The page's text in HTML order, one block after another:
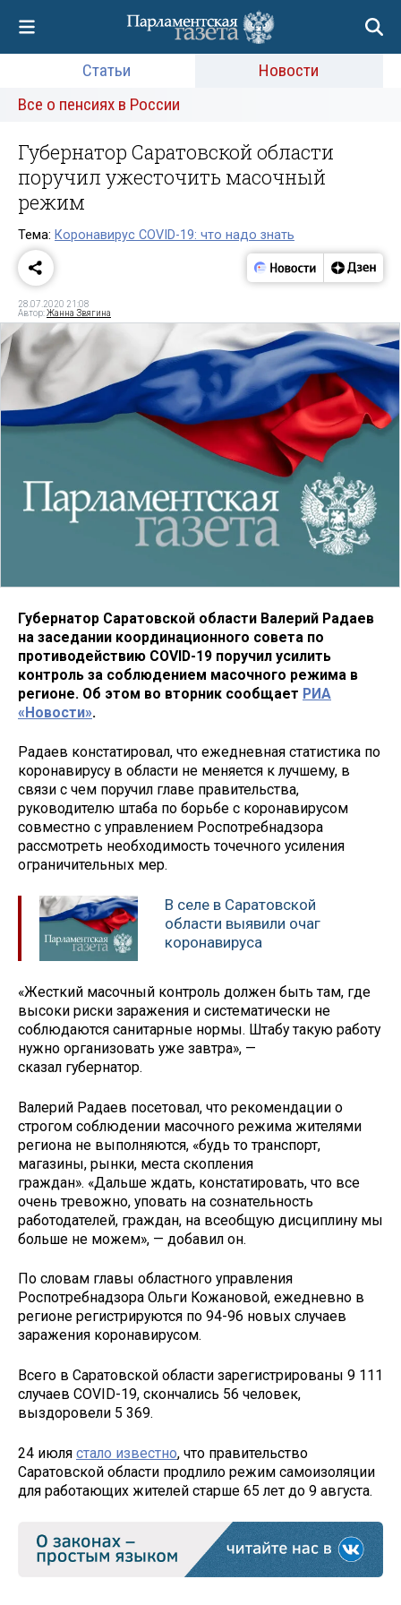
Статьи
Новости
Все о пенсиях в России
Губернатор Саратовской области
поручил ужесточить масочный
режим
Тема: Коронавирус COVID-19: что надо знать
28.07.2020 21:08
Автор:Жанна Звягина
Губернатор Саратовской области Валерий Радаев
на заседании координационного совета по
противодействию COVID-19 поручил усилить
контроль за соблюдением масочного режима в
регионе. Об этом во вторник сообщает РИА
«Новости».
Радаев констатировал, что ежедневная статистика по
коронавирусу в области не меняется к лучшему, в
связи с чем поручил главе правительства,
руководителю штаба по борьбе с коронавирусом
совместно с управлением Роспотребнадзора
рассмотреть необходимость точечного усиления
ограничительных мер.
В селе в Саратовской
области выявили очаг
коронавируса
«Жесткий масочный контроль должен быть там, где
высоки риски заражения и систематически не
соблюдаются санитарные нормы. Штабу такую работу
нужно организовать уже завтра», —
сказал губернатор.
Валерий Радаев посетовал, что рекомендации о
строгом соблюдении масочного режима жителями
региона не выполняются, «будь то транспорт,
магазины, рынки, места скопления
граждан». «Дальше ждать, констатировать, что все
очень тревожно, уповать на сознательность
работодателей, граждан, на всеобщую дисциплину мы
больше не можем», — добавил он.
По словам главы областного управления
Роспотребнадзора Ольги Кожановой, ежедневно в
регионе регистрируются по 94-96 новых случаев
заражения коронавирусом.
Всего в Саратовской области зарегистрированы 9 111
случаев COVID-19, скончались 56 человек,
выздоровели 5 369.
24 июля стало известно, что правительство
Саратовской области продлило режим самоизоляции
для работающих жителей старше 65 лет до 9 августа.